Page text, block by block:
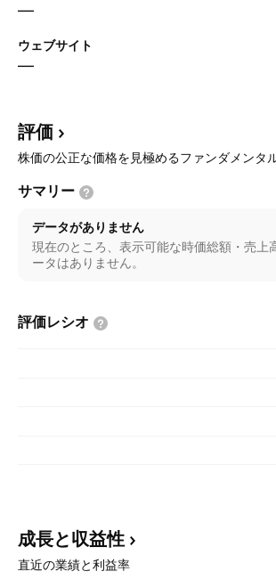
—
ウェブサイト
—
評価
株価の公正な価格を見極めるファンダメンタ
サマリー
データがありません
現在のところ、表示可能な時価総額・売上
ータはありません。
評価レシオ
成長と収益性
直近の業績と利益率